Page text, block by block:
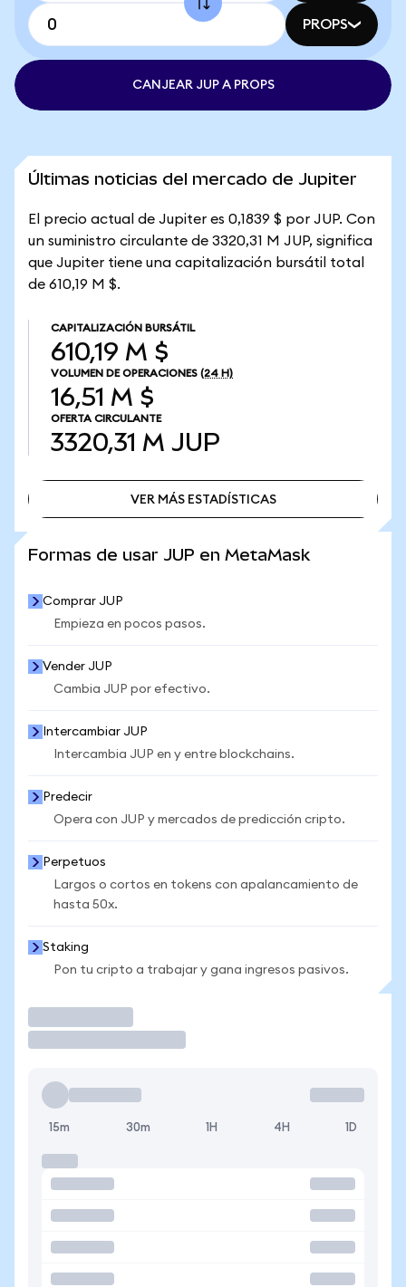
PROPS
CANJEAR JUP A PROPS
Últimas noticias del mercado de Jupiter
El precio actual de Jupiter es 0,1839 $ por JUP. Con
un suministro circulante de 3320,31 M JUP, significa
que Jupiter tiene una capitalización bursátil total
de 610,19 M $.
CAPITALIZACIÓN BURSÁTIL
610,19 M $
VOLUMEN DE OPERACIONES (24 H)
16,51 M $
OFERTA CIRCULANTE
3320,31 M JUP
VER MÁS ESTADÍSTICAS
Formas de usar JUP en MetaMask
Comprar JUP
Empieza en pocos pasos.
Vender JUP
Cambia JUP por efectivo.
Intercambiar JUP
Intercambia JUP en y entre blockchains.
Predecir
Opera con JUP y mercados de predicción cripto.
Perpetuos
Largos o cortos en tokens con apalancamiento de
hasta 50x.
Staking
Pon tu cripto a trabajar y gana ingresos pasivos.
15m 30m 1H 4H 1D